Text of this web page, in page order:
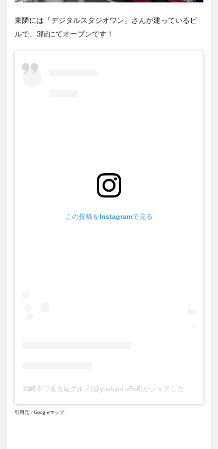
東隣には「デジタルスタジオワン」さんが建っているビ
ルで、3階にてオープンです！
この投稿をInstagramで見る
岡崎市♡名古屋グルメ(@yoshimi.o5o8)がシェアした投稿
引用元：Googleマップ